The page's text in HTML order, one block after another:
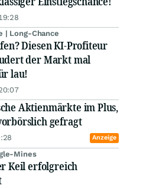
| Long-Chance
Diesen KI-Profiteur
der Markt mal
lau!
Aktienmärkte im Plus,
gefragt
Anzeige
Mines
Keil erfolgreich